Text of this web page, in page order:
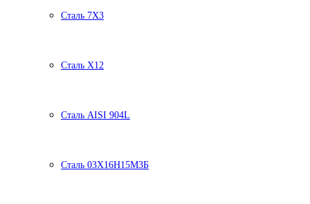
Сталь 7Х3
Сталь Х12
Сталь AISI 904L
Сталь 03Х16Н15М3Б